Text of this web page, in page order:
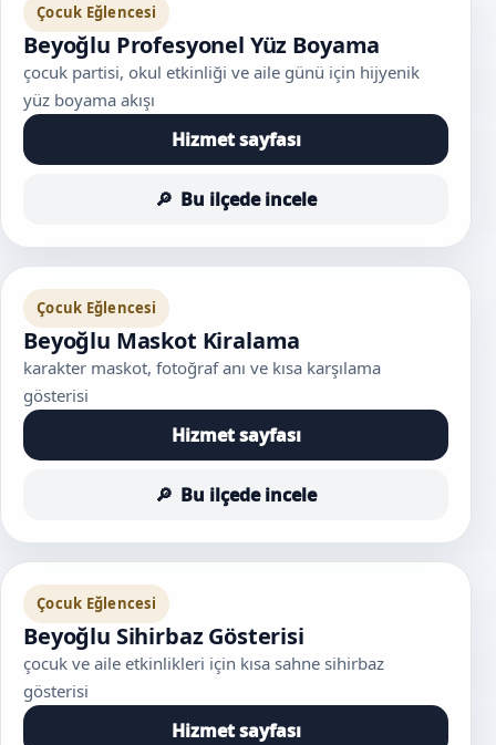
Çocuk Eğlencesi
Beyoğlu Profesyonel Yüz Boyama
çocuk partisi, okul etkinliği ve aile günü için hijyenik
yüz boyama akışı
Hizmet sayfası
Bu ilçede incele
Çocuk Eğlencesi
Beyoğlu Maskot Kiralama
karakter maskot, fotoğraf anı ve kısa karşılama
gösterisi
Hizmet sayfası
Bu ilçede incele
Çocuk Eğlencesi
Beyoğlu Sihirbaz Gösterisi
çocuk ve aile etkinlikleri için kısa sahne sihirbaz
gösterisi
Hizmet sayfası